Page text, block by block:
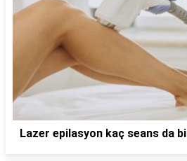
Lazer epilasyon kaç seans da